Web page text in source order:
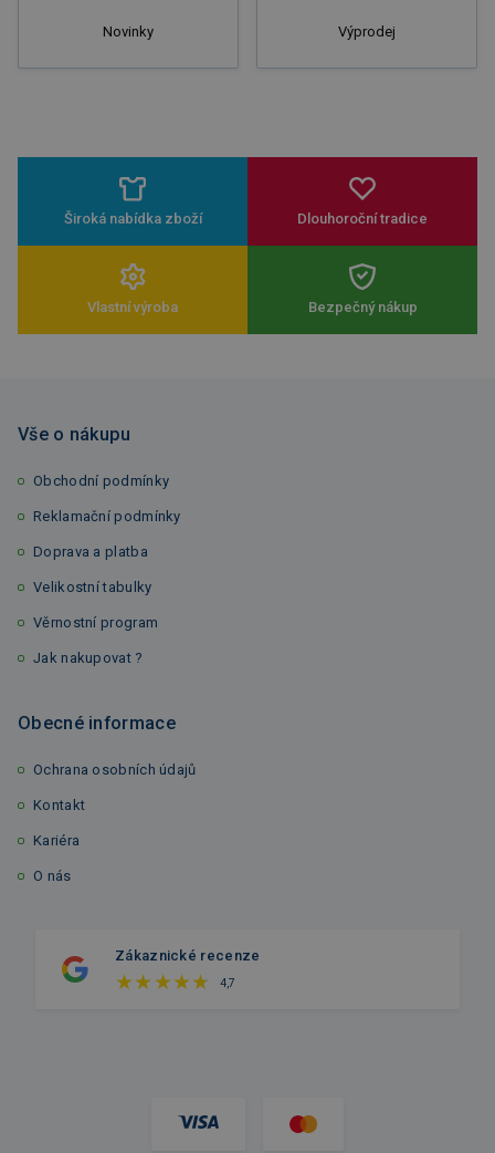
Novinky Výprodej
Široká nabídka zboží Dlouhoroční tradice
Vlastní výroba Bezpečný nákup
Vše o nákupu
Obchodní podmínky
Reklamační podmínky
Doprava a platba
Velikostní tabulky
Věrnostní program
Jak nakupovat ?
Obecné informace
Ochrana osobních údajů
Kontakt
Kariéra
O nás
Zákaznické recenze
4,7